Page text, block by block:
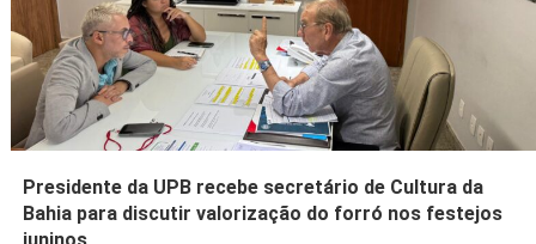
Presidente da UPB recebe secretário de Cultura da
Bahia para discutir valorização do forró nos festejos